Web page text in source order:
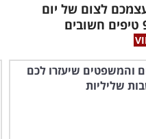
לצום של יום
כיפור עם 9 טיפים חשובים